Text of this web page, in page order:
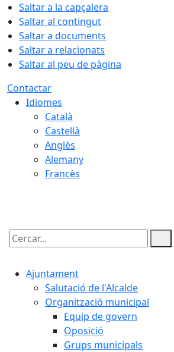
Saltar a la capçalera
Saltar al contingut
Saltar a documents
Saltar a relacionats
Saltar al peu de pàgina
Contactar
Idiomes
Català
Castellà
Anglès
Alemany
Francès
Cercar:
Ajuntament
Salutació de l'Alcalde
Organització municipal
Equip de govern
Oposició
Grups municipals